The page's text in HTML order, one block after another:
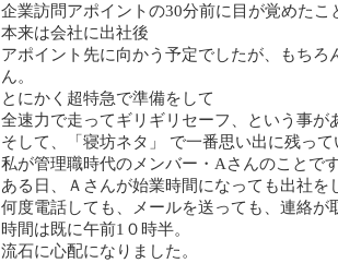
企業訪問アポイントの30分前に目が覚めたこ
本来は会社に出社後
アポイント先に向かう予定でしたが、もちろ
ん。
とにかく超特急で準備をして
全速力で走ってギリギリセーフ、という事が
そして、「寝坊ネタ」 で一番思い出に残って
私が管理職時代のメンバー・Aさんのことで
ある日、Ａさんが始業時間になっても出社を
何度電話しても、メールを送っても、連絡が
時間は既に午前1０時半。
流石に心配になりました。